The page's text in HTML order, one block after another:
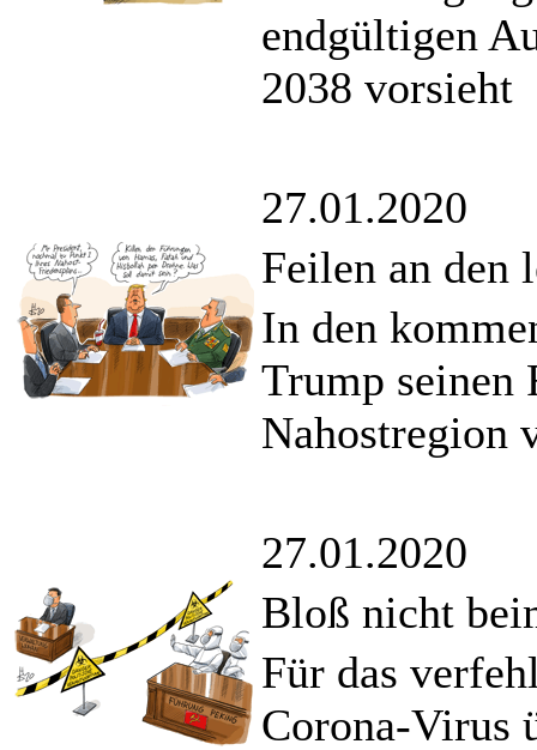
endgültigen
2038 vorsieht
27.01.2020
Feilen an den
In den
Trump seinen
Nahostregion
27.01.2020
Bloß nicht
Für das
Corona-Virus